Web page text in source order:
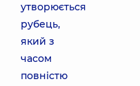
утворюється
рубець,
який з
часом
повністю